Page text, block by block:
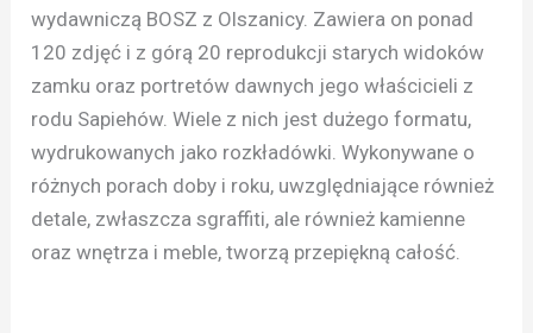
wydawniczą BOSZ z Olszanicy. Zawiera on ponad
120 zdjęć i z górą 20 reprodukcji starych widoków
zamku oraz portretów dawnych jego właścicieli z
rodu Sapiehów. Wiele z nich jest dużego formatu,
wydrukowanych jako rozkładówki. Wykonywane o
różnych porach doby i roku, uwzględniające również
detale, zwłaszcza sgraffiti, ale również kamienne
oraz wnętrza i meble, tworzą przepiękną całość.